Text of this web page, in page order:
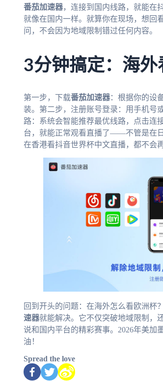
番茄加速器，连接到国内线路，就能在
就像在国内一样。就算你在现场，想回
问，不会因为地域限制错过任何内容。
3分钟搞定：海
第一步，下载番茄加速器：根据你的设
装。第二步，注册账号登录：用手机号
路：系统会智能推荐最优线路，点击连
台，就能正常观看直播了——不管是在
在香港看抖音世界杯中文直播，都不会
回到开头的问题：在海外怎么看欧洲杯
速器就能解决。它不仅突破地域限制，
说和国内平台的精彩赛事。2026年美加
油！
Spread the love